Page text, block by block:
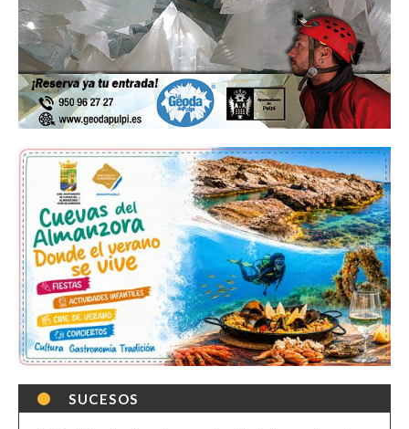
SUCESOS